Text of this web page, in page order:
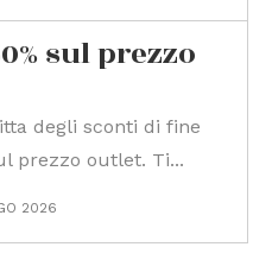
sul prezzo
degli sconti di fine
prezzo outlet. Ti...
2026